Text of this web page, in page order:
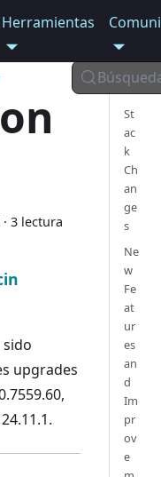
Herramientas
· 3 lectura
sido
upgrades
St
ac
k
Ch
an
ge
s
Ne
w
Fe
at
ur
es
an
d
Im
pr
ov
e